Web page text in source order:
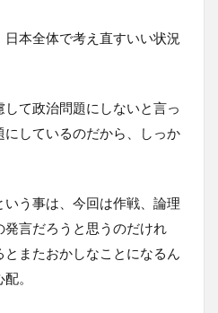
日本全体で考え直すいい状況
して政治問題にしないと言っ
しているのだから、しっか
う事は、今回は作戦、論理
言だろうと思うのだけれ
またおかしなことになるん
。